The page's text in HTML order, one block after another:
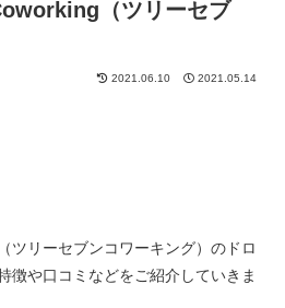
（ツリーセブ
2021.06.10 2021.05.14
ツリーセブンコワーキング）のドロ
徴や口コミなどをご紹介していきま